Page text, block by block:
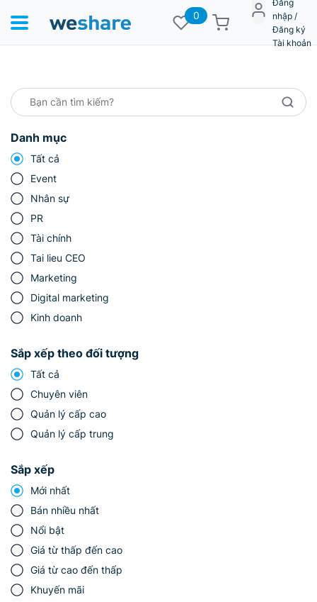
0
Đăng
nhập /
Đăng ký
Tài khoản
Danh mục
Tất cả
Event
Nhân sự
PR
Tài chính
Tai lieu CEO
Marketing
Digital marketing
Kinh doanh
Sắp xếp theo đối tượng
Tất cả
Chuyên viên
Quản lý cấp cao
Quản lý cấp trung
Sắp xếp
Mới nhất
Bán nhiều nhất
Nổi bật
Giá từ thấp đến cao
Giá từ cao đến thấp
Khuyến mãi